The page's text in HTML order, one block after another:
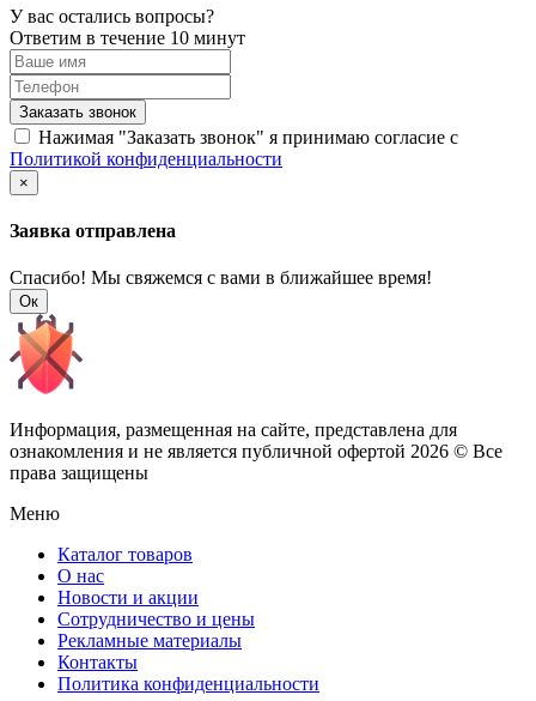
У вас остались вопросы?
Ответим в течение 10 минут
Заказать звонок
Нажимая "Заказать звонок" я принимаю согласие с
Политикой конфиденциальности
×
Заявка отправлена
Спасибо! Мы свяжемся с вами в ближайшее время!
Ок
Информация, размещенная на сайте, представлена для
ознакомления и не является публичной офертой 2026 © Все
права защищены
Меню
Каталог товаров
О нас
Новости и акции
Сотрудничество и цены
Рекламные материалы
Контакты
Политика конфиденциальности